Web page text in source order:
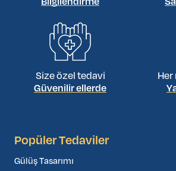
Size özel tedavi
Güvenilir ellerde
Popüler Tedaviler
Gülüş Tasarımı